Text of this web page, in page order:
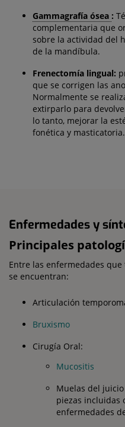
Gammagrafía ósea :
complementaria que
sobre la actividad del
de la mandíbula.
Frenectomía lingual:
que se corrigen las
Normalmente se
extirparlo para
lo tanto, mejorar la
fonética y masticatoria.
Enfermedades y
Principales
Entre las enfermedades
se encuentran:
Articulación
Bruxismo
Cirugía Oral:
Mucositis
Muelas del
piezas incluidas
enfermedades